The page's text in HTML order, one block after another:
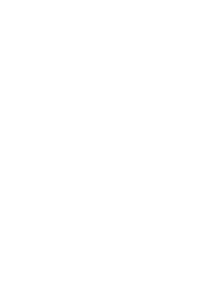
موقعنا، ونأمل أن
أولا التسجيل عن طريق
خدمة البريد